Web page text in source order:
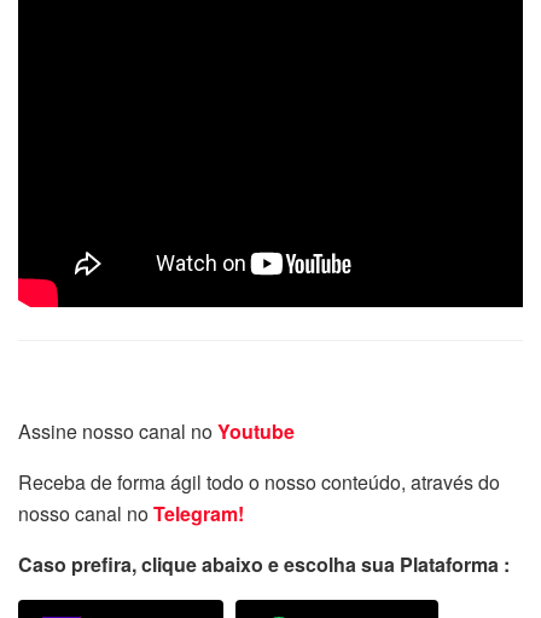
Assine nosso canal noYoutube
Receba de forma ágil todo o nosso conteúdo, através do
nosso canal noTelegram!
Caso prefira, clique abaixo e escolha sua Plataforma :